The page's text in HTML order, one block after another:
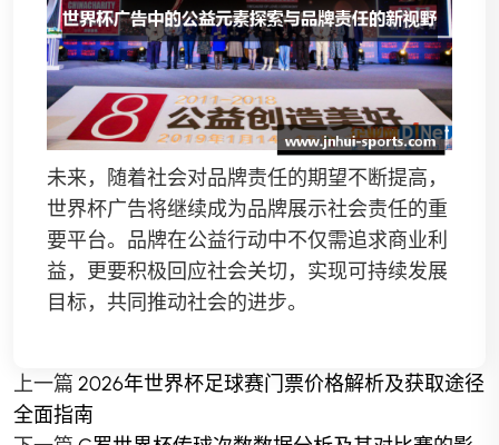
未来，随着社会对品牌责任的期望不断提高，
世界杯广告将继续成为品牌展示社会责任的重
要平台。品牌在公益行动中不仅需追求商业利
益，更要积极回应社会关切，实现可持续发展
目标，共同推动社会的进步。
上一篇 2026年世界杯足球赛门票价格解析及获取途径
全面指南